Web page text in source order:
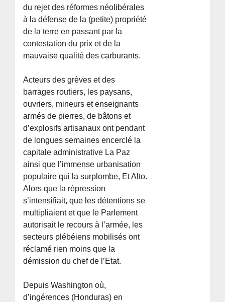
du rejet des réformes néolibérales
à la défense de la (petite) propriété
de la terre en passant par la
contestation du prix et de la
mauvaise qualité des carburants.
Acteurs des grèves et des
barrages routiers, les paysans,
ouvriers, mineurs et enseignants
armés de pierres, de bâtons et
d’explosifs artisanaux ont pendant
de longues semaines encerclé la
capitale administrative La Paz
ainsi que l’immense urbanisation
populaire qui la surplombe, Et Alto.
Alors que la répression
s’intensifiait, que les détentions se
multipliaient et que le Parlement
autorisait le recours à l’armée, les
secteurs plébéiens mobilisés ont
réclamé rien moins que la
démission du chef de l’Etat.
Depuis Washington où,
d’ingérences (Honduras) en